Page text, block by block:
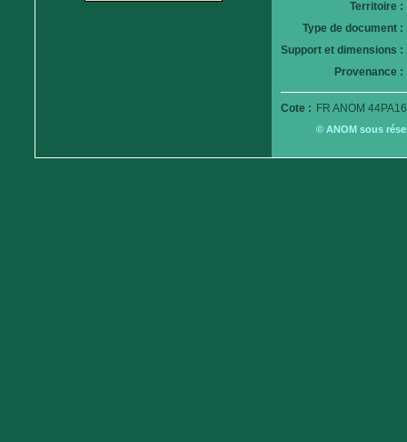
Territoire :
Type de document :
Support et dimensions :
Provenance :
Cote : FR ANOM
© ANOM sous